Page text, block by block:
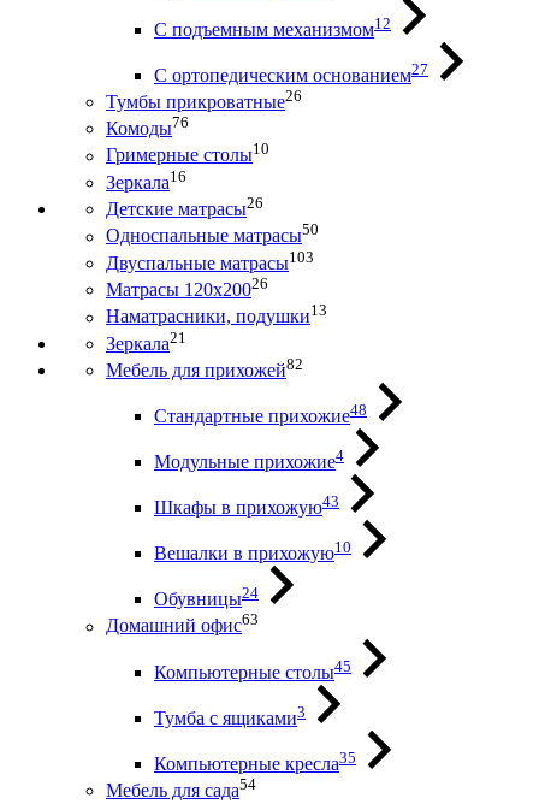
С подъемным механизмом12
С ортопедическим основанием27
Тумбы прикроватные26
Комоды76
Гримерные столы10
Зеркала16
Детские матрасы26
Односпальные матрасы50
Двуспальные матрасы103
Матрасы 120х20026
Наматрасники, подушки13
Зеркала21
Мебель для прихожей82
Стандартные прихожие48
Модульные прихожие4
Шкафы в прихожую43
Вешалки в прихожую10
Обувницы24
Домашний офис63
Компьютерные столы45
Тумба с ящиками3
Компьютерные кресла35
Мебель для сада54